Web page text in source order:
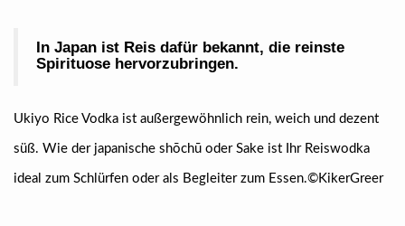
In Japan ist Reis dafür bekannt, die reinste
Spirituose hervorzubringen.
Ukiyo Rice Vodka ist außergewöhnlich rein, weich und dezent
süß. Wie der japanische shōchū oder Sake ist Ihr Reiswodka
ideal zum Schlürfen oder als Begleiter zum Essen.©KikerGreer